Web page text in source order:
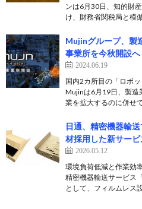
ンは6月30日、知的財
け、財務省関税局と模
Mujinグループ、製
事業所を今秋開設へ
2024.06.19
国内2カ所目の「ロボ
Mujinは6月19日、製造
業を拡大するのに併せ
日通、精密機器輸
材採用した新サー
2026.05.12
環境負荷低減と作業効
精密機器輸送サービス
として、フィルムレス